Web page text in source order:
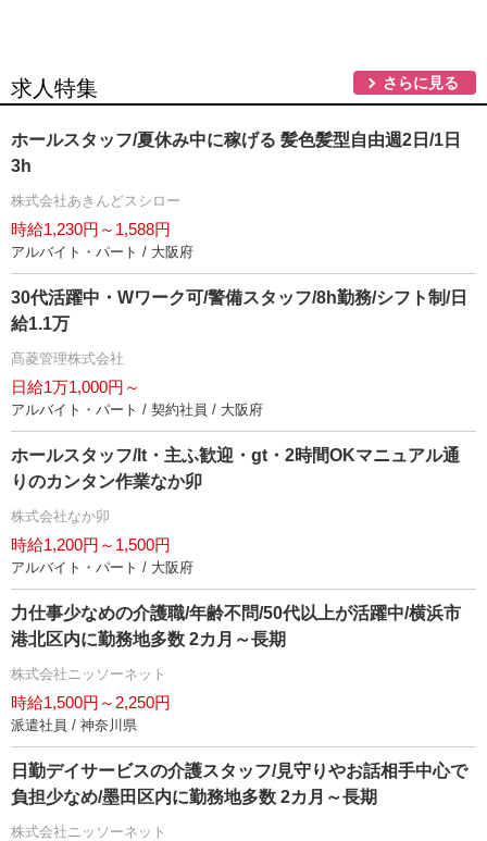
求人特集 さらに見る
ホールスタッフ/夏休み中に稼げる 髪色髪型自由週2日/1日
3h
株式会社あきんどスシロー
時給1,230円～1,588円
アルバイト・パート / 大阪府
30代活躍中・Wワーク可/警備スタッフ/8h勤務/シフト制/日
給1.1万
髙菱管理株式会社
日給1万1,000円～
アルバイト・パート / 契約社員 / 大阪府
ホールスタッフ/lt・主ふ歓迎・gt・2時間OKマニュアル通
りのカンタン作業なか卯
株式会社なか卯
時給1,200円～1,500円
アルバイト・パート / 大阪府
力仕事少なめの介護職/年齢不問/50代以上が活躍中/横浜市
港北区内に勤務地多数 2カ月～長期
株式会社ニッソーネット
時給1,500円～2,250円
派遣社員 / 神奈川県
日勤デイサービスの介護スタッフ/見守りやお話相手中心で
負担少なめ/墨田区内に勤務地多数 2カ月～長期
株式会社ニッソーネット